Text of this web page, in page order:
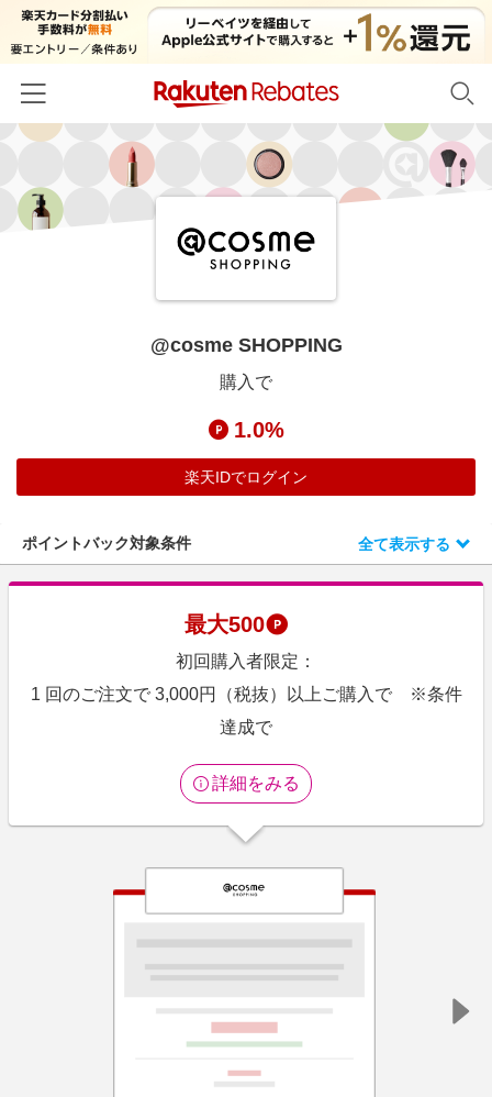
カテゴリー一覧
日用品・キッチン用品
家電・PC・スマホ・カメラ
スポーツ・アウトドア・ゴルフ
インテリア・寝具
旅行・レジャー・ホテル予約
生活・お役立ち
ビジネス・その他サービス
リーベイツ注目ストア
初回購入者限定特典
旅行特集
わくわく夏特集
とことん買い物チャレンジ
Apple公式サイト×楽天カード分割払い
Qoo10メガポ
Samsung ボーナスキャンペーン
週末の高還元 夏の長期版
@cosme SHOPPING
購入で
1.0%
楽天IDでログイン
ポイントバック対象条件 全て表示する
最大500
初回購入者限定：
1 回のご注文で 3,000円（税抜）以上ご購入で ※条件
達成で
詳細をみる